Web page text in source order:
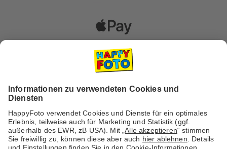
Versanddienstleister